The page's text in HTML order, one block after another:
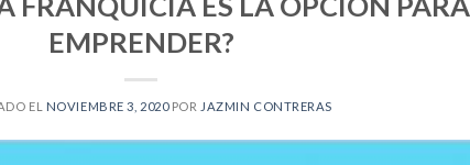
EMPRENDER?
EL NOVIEMBRE 3, 2020POR JAZMIN CONTRERAS